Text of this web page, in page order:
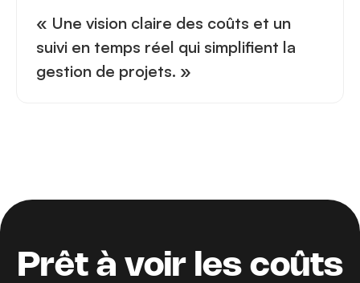
« Une vision claire des coûts et un
suivi en temps réel qui simplifient la
gestion de projets. »
Prêt à voir les coûts